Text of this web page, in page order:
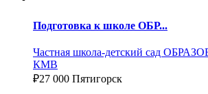
Подготовка к школе ОБР...
Частная школа-детский сад
КМВ
₽27 000 Пятигорск